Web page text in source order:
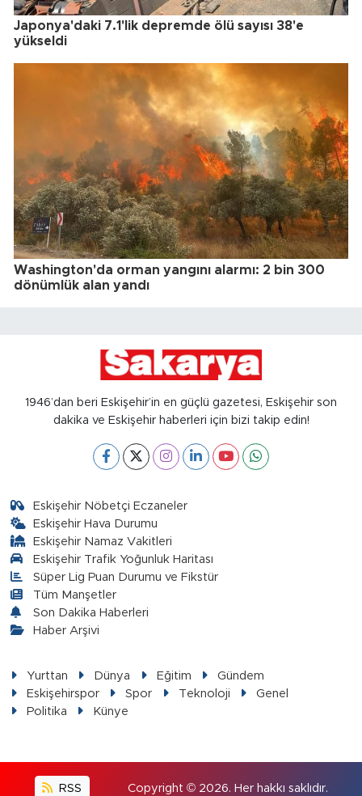
Japonya'daki 7.1'lik depremde ölü sayısı 38'e
yükseldi
Washington'da orman yangını alarmı: 2 bin 300
dönümlük alan yandı
1946’dan beri Eskişehir’in en güçlü gazetesi, Eskişehir son
dakika ve Eskişehir haberleri için bizi takip edin!
Eskişehir Nöbetçi Eczaneler
Eskişehir Hava Durumu
Eskişehir Namaz Vakitleri
Eskişehir Trafik Yoğunluk Haritası
Süper Lig Puan Durumu ve Fikstür
Tüm Manşetler
Son Dakika Haberleri
Haber Arşivi
Yurttan Dünya Eğitim
Gündem
Eskişehirspor
Spor Teknoloji
Genel
Politika
Künye
RSS Copyright © 2026. Her hakkı saklıdır.